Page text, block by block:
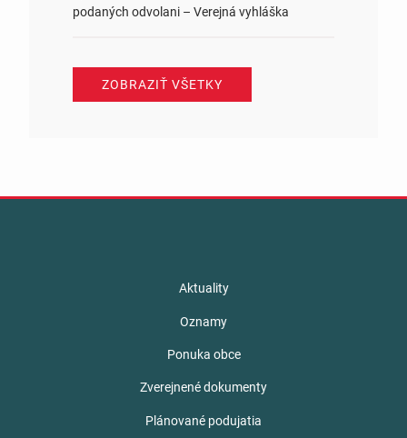
podaných odvolani – Verejná vyhláška
ZOBRAZIŤ VŠETKY
Aktuality
Oznamy
Ponuka obce
Zverejnené dokumenty
Plánované podujatia